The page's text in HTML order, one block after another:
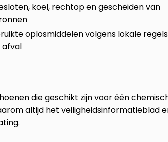
koel, rechtop en gescheiden van
oplosmiddelen volgens lokale
afval
die geschikt zijn voor één
altijd het veiligheidsinformatieblad